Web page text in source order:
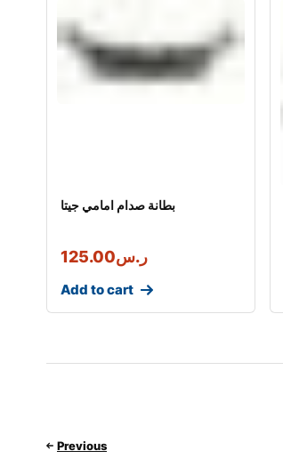
بطانة صدام امامي جيتا
ر.س125.00
Add to cart
Previous